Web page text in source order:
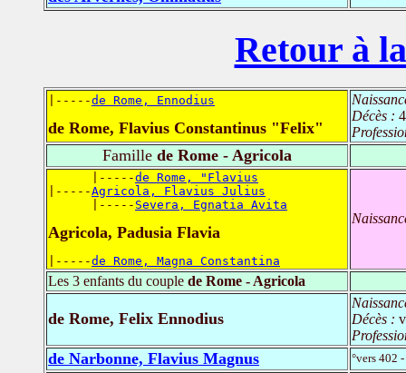
Retour à
|-----de Rome, Ennodius
de Rome, Flavius Constantinus "Felix"
Décès :
Famille de Rome - Agricola
      |-----
de Rome, "Flavius
|-----Agricola, Flavius Julius
      |-----
Severa, Egnatia Avita
Agricola, Padusia Flavia
|-----de Rome, Magna Constantina
Les 3 enfants du couple de Rome - Agricola
de Rome, Felix Ennodius
Décès :
de Narbonne, Flavius Magnus °vers 402